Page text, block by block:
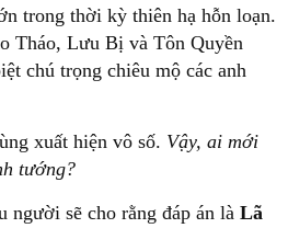
trong thời kỳ thiên hạ hỗn loạn.
Tháo, Lưu Bị và Tôn Quyền
chú trọng chiêu mộ các anh
xuất hiện vô số. Vậy, ai mới
tướng?
người sẽ cho rằng đáp án là Lã